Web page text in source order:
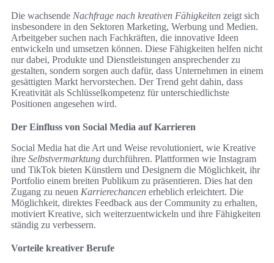
Die wachsende Nachfrage nach kreativen Fähigkeiten zeigt sich
insbesondere in den Sektoren Marketing, Werbung und Medien.
Arbeitgeber suchen nach Fachkräften, die innovative Ideen
entwickeln und umsetzen können. Diese Fähigkeiten helfen nicht
nur dabei, Produkte und Dienstleistungen ansprechender zu
gestalten, sondern sorgen auch dafür, dass Unternehmen in einem
gesättigten Markt hervorstechen. Der Trend geht dahin, dass
Kreativität als Schlüsselkompetenz für unterschiedlichste
Positionen angesehen wird.
Der Einfluss von Social Media auf Karrieren
Social Media hat die Art und Weise revolutioniert, wie Kreative
ihre Selbstvermarktung durchführen. Plattformen wie Instagram
und TikTok bieten Künstlern und Designern die Möglichkeit, ihr
Portfolio einem breiten Publikum zu präsentieren. Dies hat den
Zugang zu neuen Karrierechancen erheblich erleichtert. Die
Möglichkeit, direktes Feedback aus der Community zu erhalten,
motiviert Kreative, sich weiterzuentwickeln und ihre Fähigkeiten
ständig zu verbessern.
Vorteile kreativer Berufe